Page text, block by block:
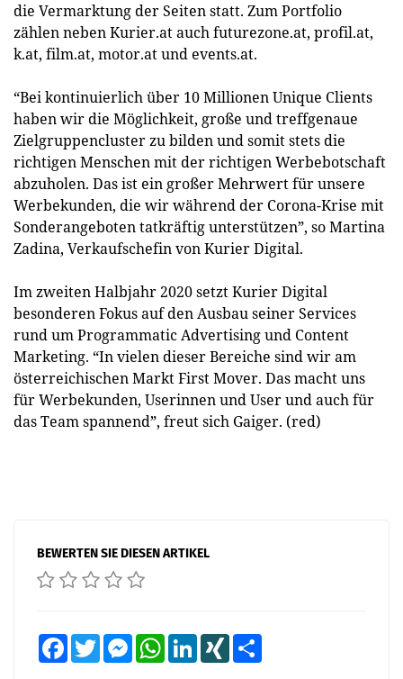
die Vermarktung der Seiten statt. Zum Portfolio
zählen neben Kurier.at auch futurezone.at, profil.at,
k.at, film.at, motor.at und events.at.
“Bei kontinuierlich über 10 Millionen Unique Clients
haben wir die Möglichkeit, große und treffgenaue
Zielgruppencluster zu bilden und somit stets die
richtigen Menschen mit der richtigen Werbebotschaft
abzuholen. Das ist ein großer Mehrwert für unsere
Werbekunden, die wir während der Corona-Krise mit
Sonderangeboten tatkräftig unterstützen”, so Martina
Zadina, Verkaufschefin von Kurier Digital.
Im zweiten Halbjahr 2020 setzt Kurier Digital
besonderen Fokus auf den Ausbau seiner Services
rund um Programmatic Advertising und Content
Marketing. “In vielen dieser Bereiche sind wir am
österreichischen Markt First Mover. Das macht uns
für Werbekunden, Userinnen und User und auch für
das Team spannend”, freut sich Gaiger. (red)
BEWERTEN SIE DIESEN ARTIKEL
FacebookTwitter MessengerWhatsAppLinkedInXING